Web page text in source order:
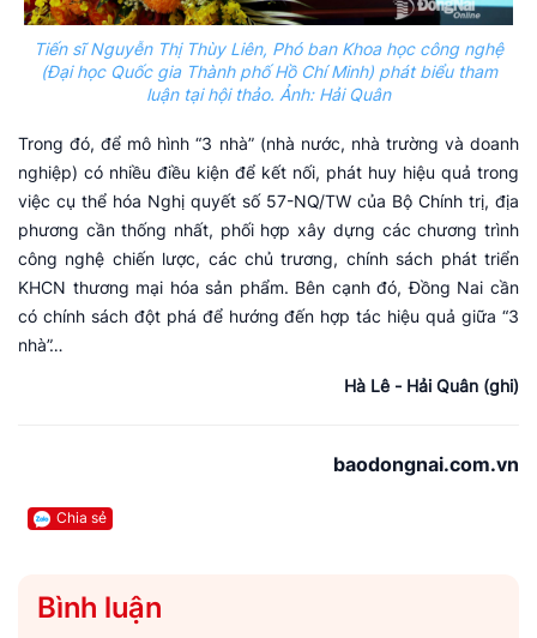
Tiến sĩ Nguyễn Thị Thùy Liên, Phó ban Khoa học công nghệ
(Đại học Quốc gia Thành phố Hồ Chí Minh) phát biểu tham
luận tại hội thảo. Ảnh: Hải Quân
Trong đó, để mô hình “3 nhà” (nhà nước, nhà trường và doanh
nghiệp) có nhiều điều kiện để kết nối, phát huy hiệu quả trong
việc cụ thể hóa Nghị quyết số 57-NQ/TW của Bộ Chính trị, địa
phương cần thống nhất, phối hợp xây dựng các chương trình
công nghệ chiến lược, các chủ trương, chính sách phát triển
KHCN thương mại hóa sản phẩm. Bên cạnh đó, Đồng Nai cần
có chính sách đột phá để hướng đến hợp tác hiệu quả giữa “3
nhà”…
Hà Lê - Hải Quân (ghi)
baodongnai.com.vn
Chia sẻ
Bình luận